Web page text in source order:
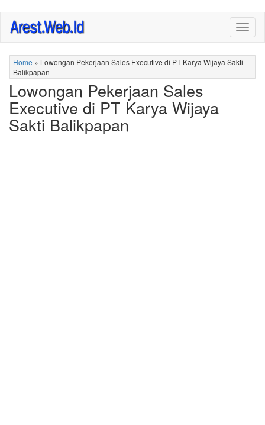
Skip
main
content
Home » Lowongan Pekerjaan Sales Executive di PT Karya Wijaya Sakti
Balikpapan
Lowongan Pekerjaan Sales
Executive di PT Karya Wijaya
Sakti Balikpapan